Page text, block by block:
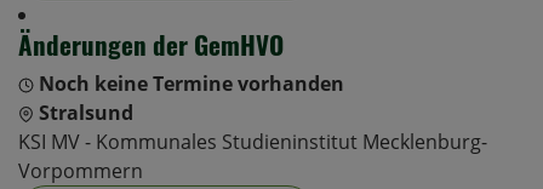
Änderungen der GemHVO
Noch keine Termine vorhanden
Stralsund
KSI MV - Kommunales Studieninstitut Mecklenburg-
Vorpommern